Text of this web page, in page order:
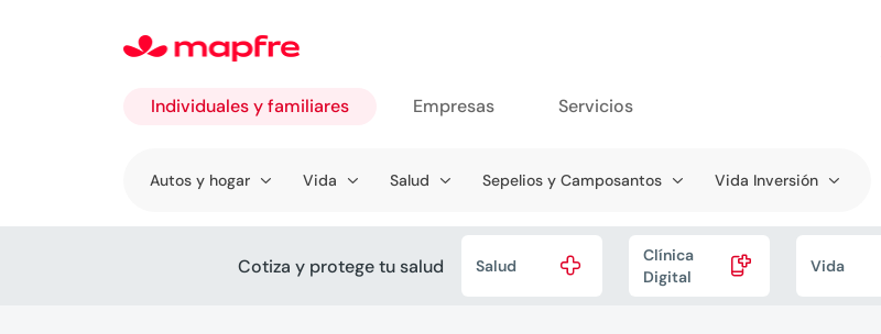
Individuales y familiares
Ir a
Autos y hogar Vida Salud Sepelios y Camposantos Vida Inversión
Empresas Servicios
Cotiza y protege tu salud 
Salud 
Clínica
Digital
Vida